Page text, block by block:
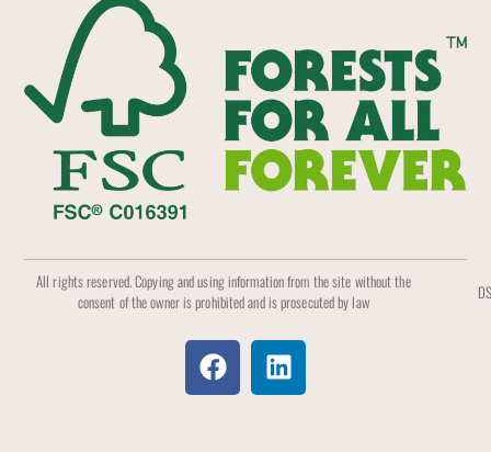
All rights reserved. Copying and using information from the site without the
consent of the owner is prohibited and is prosecuted by law